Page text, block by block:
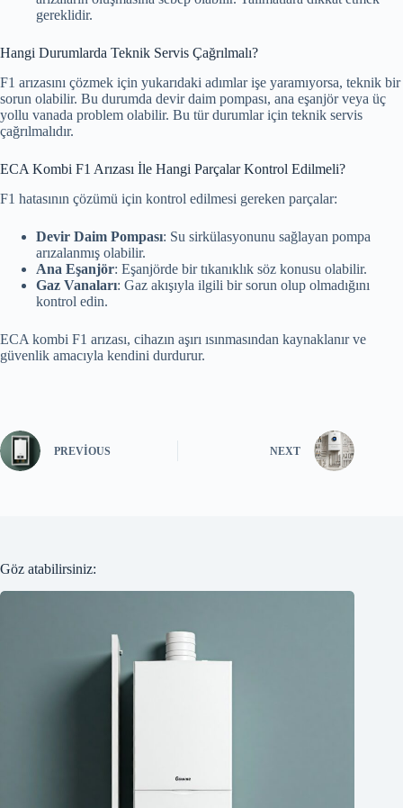
gereklidir.
Hangi Durumlarda Teknik Servis Çağrılmalı?
F1 arızasını çözmek için yukarıdaki adımlar işe yaramıyorsa, teknik bir
sorun olabilir. Bu durumda devir daim pompası, ana eşanjör veya üç
yollu vanada problem olabilir. Bu tür durumlar için teknik servis
çağrılmalıdır.
ECA Kombi F1 Arızası İle Hangi Parçalar Kontrol Edilmeli?
F1 hatasının çözümü için kontrol edilmesi gereken parçalar:
Devir Daim Pompası: Su sirkülasyonunu sağlayan pompa
arızalanmış olabilir.
Ana Eşanjör: Eşanjörde bir tıkanıklık söz konusu olabilir.
Gaz Vanaları: Gaz akışıyla ilgili bir sorun olup olmadığını
kontrol edin.
ECA kombi F1 arızası, cihazın aşırı ısınmasından kaynaklanır ve
güvenlik amacıyla kendini durdurur.
PREVIOUS NEXT
Göz atabilirsiniz: